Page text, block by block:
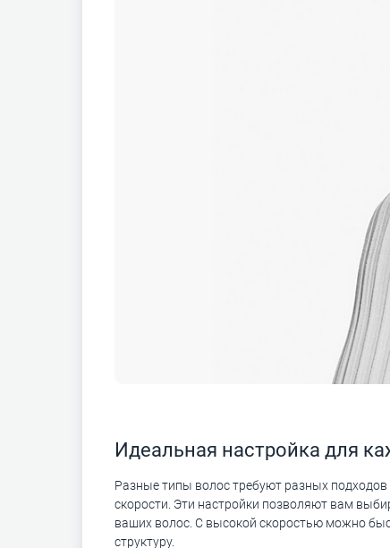
Идеальная настройка для
Разные типы волос требуют разных подходов
скорости. Эти настройки позволяют вам
ваших волос. С высокой скоростью можно
структуру.